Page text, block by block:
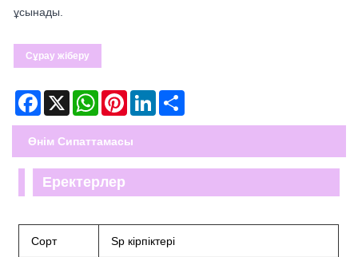
ұсынады.
Сұрау жіберу
Facebook
X WhatsAppPinterestLinkedIn
Өнім Сипаттамасы
Еректерлер
Сорт Sp кірпіктері